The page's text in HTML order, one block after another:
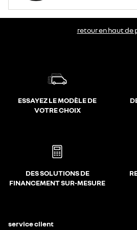
retour en haut de
ESSAYEZ LE MODÈLE DE
VOTRE CHOIX
DES SOLUTIONS DE
FINANCEMENT SUR-MESURE
service client